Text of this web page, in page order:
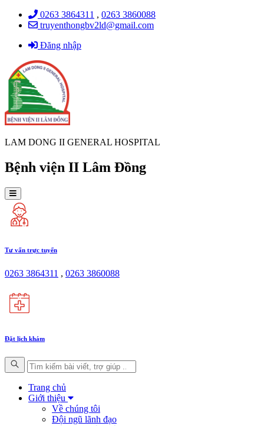
0263 3864311 , 0263 3860088
truyenthongbv2ld@gmail.com
Đăng nhập
LAM DONG II GENERAL HOSPITAL
Bệnh viện II Lâm Đồng
Tư vấn trực tuyến
0263 3864311 , 0263 3860088
Đặt lịch khám
Trang chủ
Giới thiệu
Về chúng tôi
Đội ngũ lãnh đạo